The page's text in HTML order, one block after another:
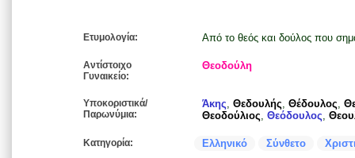
Ετυμολογία: Από το θεός και δούλος που
Αντίστοιχο
Γυναικείο:
Θεοδούλη
Υποκοριστικά/
Παρωνύμια:
Άκης, Θεδουλής, Θέδουλος,
Θεοδούλιος, Θεόδουλος,
Κατηγορία: Ελληνικό Σύνθετο